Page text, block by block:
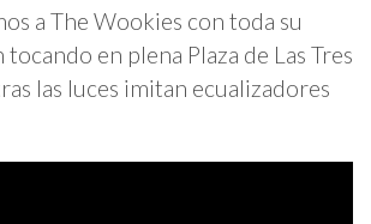
a The Wookies con toda su
en plena Plaza de Las Tres
las luces imitan ecualizadores